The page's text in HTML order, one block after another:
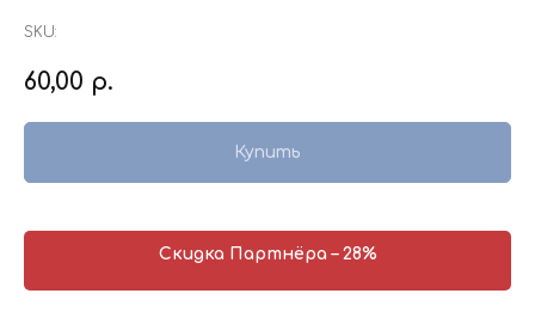
SKU:
60,00 р.
Купить
Скидка Партнёра – 28%